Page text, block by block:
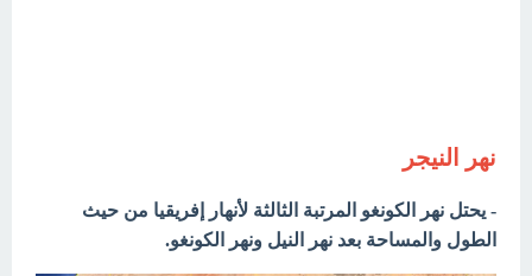
نهر النيجر
- يحتل نهر الكونغو المرتبة الثالثة لأنهار إفريقيا من حيث
الطول والمساحة بعد نهر النيل ونهر الكونغو.